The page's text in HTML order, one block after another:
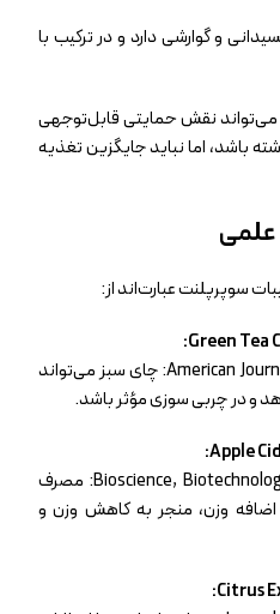
و گوارشی دارد و در ترکیب با
می‌تواند نقش حمایتی قابل‌توجهی
باشد، اما نباید جایگزین تغذیه
علمی
سوپرپلنت عبارت‌اند از:
Green Tea
American: چای سبز می‌تواند
Apple
Bioscience,: مصرف
اضافه‌ وزن، منجر به کاهش وزن و
Citrus